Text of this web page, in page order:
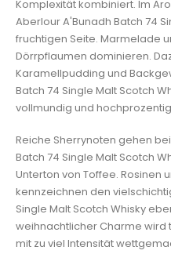
Komplexität kombiniert. Im
Aberlour A'Bunadh Batch 74
fruchtigen Seite. Marmelade
Dörrpflaumen dominieren.
Karamellpudding und
Batch 74 Single Malt Scotch
vollmundig und
Reiche Sherrynoten gehen
Batch 74 Single Malt Scotch
Unterton von Toffee. Rosinen
kennzeichnen den
Single Malt Scotch Whisky
weihnachtlicher Charme wird
mit zu viel Intensität